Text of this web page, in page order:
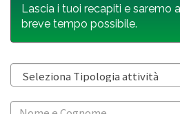
Lascia i tuoi recapiti e saremo
breve tempo possibile.